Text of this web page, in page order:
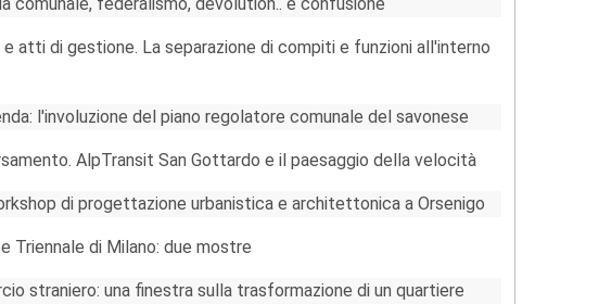
atti di gestione. La separazione di compiti e funzioni all'interno
l'involuzione del piano regolatore comunale del savonese
AlpTransit San Gottardo e il paesaggio della velocità
di progettazione urbanistica e architettonica a Orsenigo
Triennale di Milano: due mostre
straniero: una finestra sulla trasformazione di un quartiere